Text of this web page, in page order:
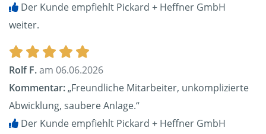
Der Kunde empfiehlt Pickard + Heffner GmbH
weiter.
Rolf F.am 06.06.2026
Kommentar:„Freundliche Mitarbeiter, unkomplizierte
Abwicklung, saubere Anlage.“
Der Kunde empfiehlt Pickard + Heffner GmbH